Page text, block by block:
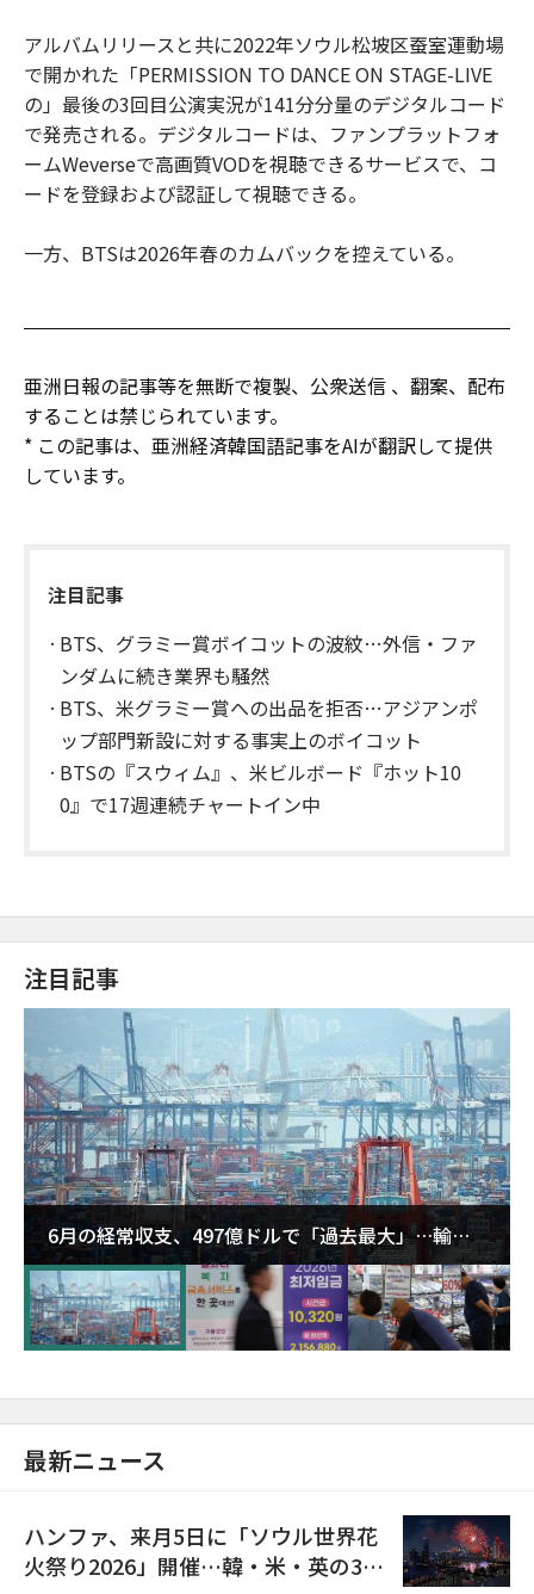
アルバムリリースと共に2022年ソウル松坡区蚕室運動場
で開かれた「PERMISSION TO DANCE ON STAGE-LIVE
の」最後の3回目公演実況が141分分量のデジタルコード
で発売される。デジタルコードは、ファンプラットフォ
ームWeverseで高画質VODを視聴できるサービスで、コ
ードを登録および認証して視聴できる。
一方、BTSは2026年春のカムバックを控えている。
亜洲日報の記事等を無断で複製、公衆送信 、翻案、配布
することは禁じられています。
* この記事は、亜洲経済韓国語記事をAIが翻訳して提供
しています。
注目記事
BTS、グラミー賞ボイコットの波紋…外信・ファ
ンダムに続き業界も騒然
BTS、米グラミー賞への出品を拒否…アジアンポ
ップ部門新設に対する事実上のボイコット
BTSの『スウィム』、米ビルボード『ホット10
0』で17週連続チャートイン中
注目記事
6月の経常収支、497億ドルで「過去最大」…輸出
が初の1000億ドル突破
最新ニュース
ハンファ、来月5日に「ソウル世界花
火祭り2026」開催…韓・米・英の3カ